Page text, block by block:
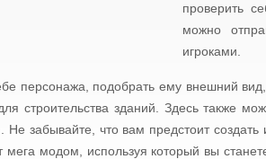
проверить
можно
игроками.
персонажа, подобрать ему внешний
строительства зданий. Здесь также
забывайте, что вам предстоит
модом, используя который вы